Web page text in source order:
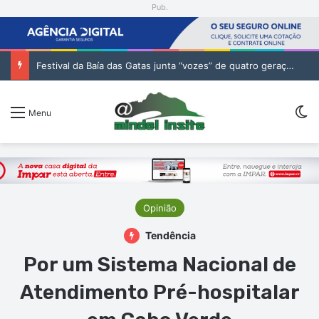
Pub.
Festival da Baía das Gatas junta “vozes” de quatro gerações da música cabo-verdiana na segunda noite
Menu
Opinião
Tendência
Por um Sistema Nacional de
Atendimento Pré-hospitalar